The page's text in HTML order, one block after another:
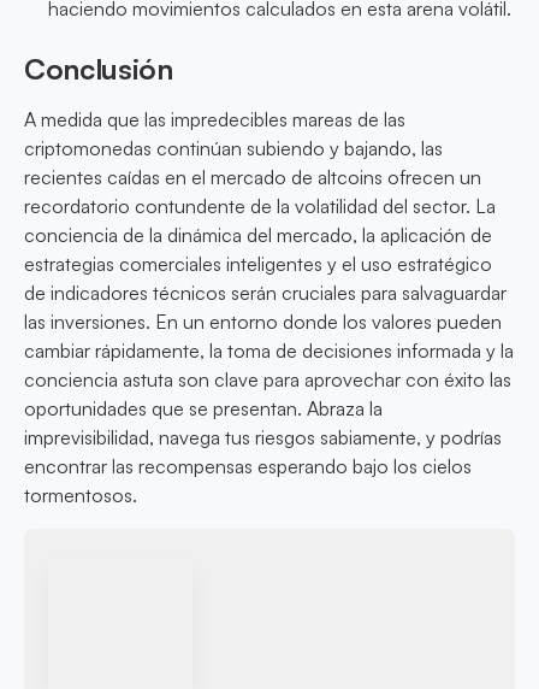
haciendo movimientos calculados en esta arena volátil.
Conclusión
A medida que las impredecibles mareas de las
criptomonedas continúan subiendo y bajando, las
recientes caídas en el mercado de altcoins ofrecen un
recordatorio contundente de la volatilidad del sector. La
conciencia de la dinámica del mercado, la aplicación de
estrategias comerciales inteligentes y el uso estratégico
de indicadores técnicos serán cruciales para salvaguardar
las inversiones. En un entorno donde los valores pueden
cambiar rápidamente, la toma de decisiones informada y la
conciencia astuta son clave para aprovechar con éxito las
oportunidades que se presentan. Abraza la
imprevisibilidad, navega tus riesgos sabiamente, y podrías
encontrar las recompensas esperando bajo los cielos
tormentosos.